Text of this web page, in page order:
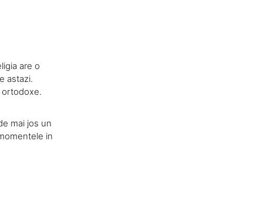
are o
astazi.
ortodoxe.
mai jos un
in